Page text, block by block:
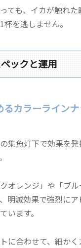
ても、イカが触れた
を逃しません。
ックと運用
るカラーライン
集魚灯下で効果を
オレンジ」や「ブ
明滅効果で強烈に
います。
に合わせて、細か